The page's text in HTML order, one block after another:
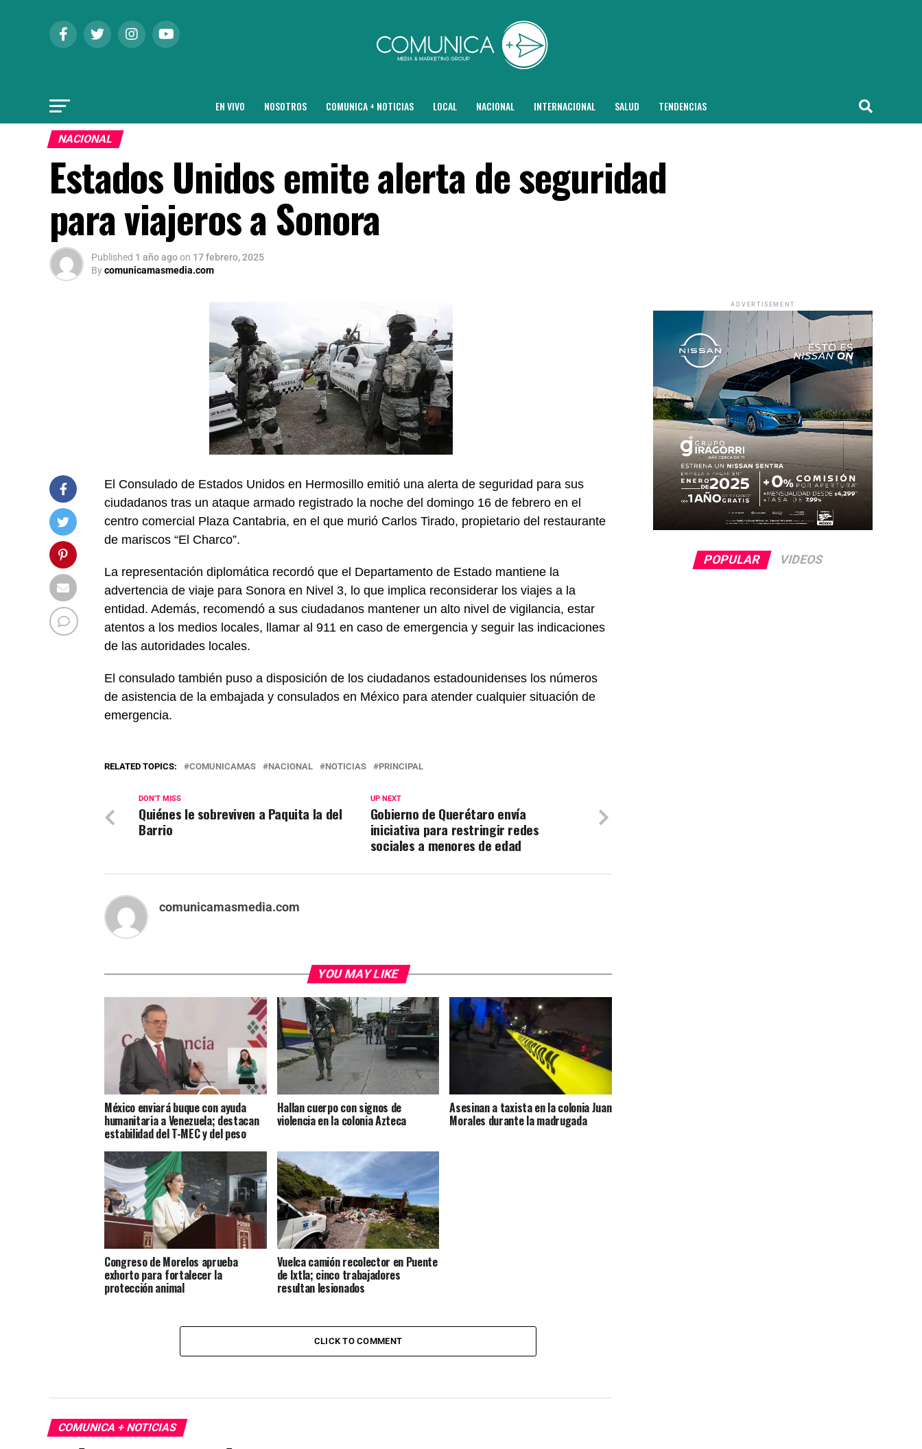
EN VIVO NOSOTROS COMUNICA + NOTICIAS LOCAL NACIONAL INTERNACIONAL SALUD TENDENCIAS
NACIONAL
Estados Unidos emite alerta de seguridad
para viajeros a Sonora
Published 1 año agoon 17 febrero, 2025
Bycomunicamasmedia.com
El Consulado de Estados Unidos en Hermosillo emitió una alerta de seguridad para sus
ciudadanos tras un ataque armado registrado la noche del domingo 16 de febrero en el
centro comercial Plaza Cantabria, en el que murió Carlos Tirado, propietario del restaurante
de mariscos “El Charco”.
La representación diplomática recordó que el Departamento de Estado mantiene la
advertencia de viaje para Sonora en Nivel 3, lo que implica reconsiderar los viajes a la
entidad. Además, recomendó a sus ciudadanos mantener un alto nivel de vigilancia, estar
atentos a los medios locales, llamar al 911 en caso de emergencia y seguir las indicaciones
de las autoridades locales.
El consulado también puso a disposición de los ciudadanos estadounidenses los números
de asistencia de la embajada y consulados en México para atender cualquier situación de
emergencia.
RELATED TOPICS: COMUNICAMAS NACIONAL NOTICIAS PRINCIPAL
UP NEXT
Gobierno de Querétaro envía
iniciativa para restringir redes
sociales a menores de edad
DON'T MISS
Quiénes le sobreviven a Paquita la del
Barrio
comunicamasmedia.com
YOU MAY LIKE
México enviará buque con ayuda
humanitaria a Venezuela; destacan
estabilidad del T-MEC y del peso
Hallan cuerpo con signos de
violencia en la colonia Azteca
Asesinan a taxista en la colonia Juan
Morales durante la madrugada
Congreso de Morelos aprueba
exhorto para fortalecer la
protección animal
Vuelca camión recolector en Puente
de Ixtla; cinco trabajadores
resultan lesionados
CLICK TO COMMENT
COMUNICA + NOTICIAS
ADVERTISEMENT
POPULAR VIDEOS